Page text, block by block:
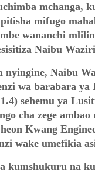
mchanga,
mifugo
wananchi
Naibu
nyingine, Naibu
wa barabara
sehemu ya
cha zege ambao
Kwang
wake umefikia
kumshukuru na